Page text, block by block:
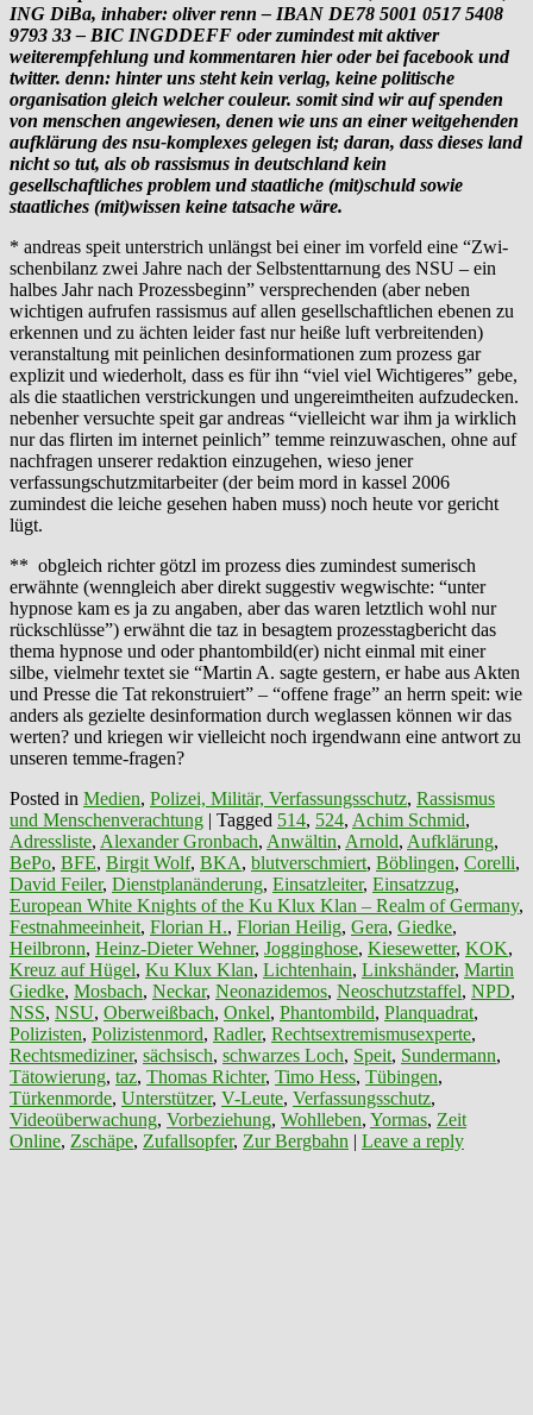
ING DiBa, inhaber: oliver renn – IBAN DE78 5001 0517 5408
9793 33 – BIC INGDDEFF oder zumindest mit aktiver
weiterempfehlung und kommentaren hier oder bei facebook und
twitter. denn: hinter uns steht kein verlag, keine politische
organisation gleich welcher couleur. somit sind wir auf spenden
von menschen angewiesen, denen wie uns an einer weitgehenden
aufklärung des nsu-komplexes gelegen ist; daran, dass dieses land
nicht so tut, als ob rassismus in deutschland kein
gesellschaftliches problem und staatliche (mit)schuld sowie
staatliches (mit)wissen keine tatsache wäre.
* andreas speit unterstrich unlängst bei einer im vorfeld eine “Zwi­
schen­bi­lanz zwei Jahre nach der Selbst­ent­tar­nung des NSU – ein
hal­bes Jahr nach Pro­zess­be­ginn” versprechenden (aber neben
wichtigen aufrufen rassismus auf allen gesellschaftlichen ebenen zu
erkennen und zu ächten leider fast nur heiße luft verbreitenden)
veranstaltung mit peinlichen desinformationen zum prozess gar
explizit und wiederholt, dass es für ihn “viel viel Wichtigeres” gebe,
als die staatlichen verstrickungen und ungereimtheiten aufzudecken.
nebenher versuchte speit gar andreas “vielleicht war ihm ja wirklich
nur das flirten im internet peinlich” temme reinzuwaschen, ohne auf
nachfragen unserer redaktion einzugehen, wieso jener
verfassungschutzmitarbeiter (der beim mord in kassel 2006
zumindest die leiche gesehen haben muss) noch heute vor gericht
lügt.
** obgleich richter götzl im prozess dies zumindest sumerisch
erwähnte (wenngleich aber direkt suggestiv wegwischte: “unter
hypnose kam es ja zu angaben, aber das waren letztlich wohl nur
rückschlüsse”) erwähnt die taz in besagtem prozesstagbericht das
thema hypnose und oder phantombild(er) nicht einmal mit einer
silbe, vielmehr textet sie “Martin A. sagte gestern, er habe aus Akten
und Presse die Tat rekonstruiert” – “offene frage” an herrn speit: wie
anders als gezielte desinformation durch weglassen können wir das
werten? und kriegen wir vielleicht noch irgendwann eine antwort zu
unseren temme-fragen?
Posted in Medien, Polizei, Militär, Verfassungsschutz, Rassismus
und Menschenverachtung | Tagged 514, 524, Achim Schmid,
Adressliste, Alexander Gronbach, Anwältin, Arnold, Aufklärung,
BePo, BFE, Birgit Wolf, BKA, blutverschmiert, Böblingen, Corelli,
David Feiler, Dienstplanänderung, Einsatzleiter, Einsatzzug,
European White Knights of the Ku Klux Klan – Realm of Germany,
Festnahmeeinheit, Florian H., Florian Heilig, Gera, Giedke,
Heilbronn, Heinz-Dieter Wehner, Jogginghose, Kiesewetter, KOK,
Kreuz auf Hügel, Ku Klux Klan, Lichtenhain, Linkshänder, Martin
Giedke, Mosbach, Neckar, Neonazidemos, Neoschutzstaffel, NPD,
NSS, NSU, Oberweißbach, Onkel, Phantombild, Planquadrat,
Polizisten, Polizistenmord, Radler, Rechtsextremismusexperte,
Rechtsmediziner, sächsisch, schwarzes Loch, Speit, Sundermann,
Tätowierung, taz, Thomas Richter, Timo Hess, Tübingen,
Türkenmorde, Unterstützer, V-Leute, Verfassungsschutz,
Videoüberwachung, Vorbeziehung, Wohlleben, Yormas, Zeit
Online, Zschäpe, Zufallsopfer, Zur Bergbahn | Leave a reply